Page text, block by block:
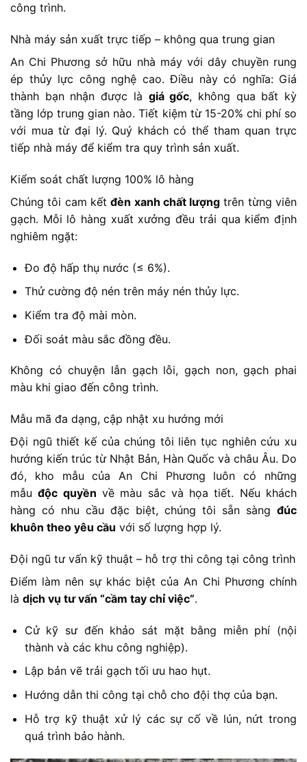
công trình.
Nhà máy sản xuất trực tiếp – không qua trung gian
An Chi Phương sở hữu nhà máy với dây chuyền rung
ép thủy lực công nghệ cao. Điều này có nghĩa: Giá
thành bạn nhận được là giá gốc, không qua bất kỳ
tầng lớp trung gian nào. Tiết kiệm từ 15-20% chi phí so
với mua từ đại lý. Quý khách có thể tham quan trực
tiếp nhà máy để kiểm tra quy trình sản xuất.
Kiểm soát chất lượng 100% lô hàng
Chúng tôi cam kếtđèn xanh chất lượng trên từng viên
gạch. Mỗi lô hàng xuất xưởng đều trải qua kiểm định
nghiêm ngặt:
Đo độ hấp thụ nước (≤ 6%).
Thử cường độ nén trên máy nén thủy lực.
Kiểm tra độ mài mòn.
Đối soát màu sắc đồng đều.
Không có chuyện lẫn gạch lỗi, gạch non, gạch phai
màu khi giao đến công trình.
Mẫu mã đa dạng, cập nhật xu hướng mới
Đội ngũ thiết kế của chúng tôi liên tục nghiên cứu xu
hướng kiến trúc từ Nhật Bản, Hàn Quốc và châu Âu. Do
đó, kho mẫu của An Chi Phương luôn có những
mẫuđộc quyền về màu sắc và họa tiết. Nếu khách
hàng có nhu cầu đặc biệt, chúng tôi sẵn sàng đúc
khuôn theo yêu cầu với số lượng hợp lý.
Đội ngũ tư vấn kỹ thuật – hỗ trợ thi công tại công trình
Điểm làm nên sự khác biệt của An Chi Phương chính
là dịch vụ tư vấn “cầm tay chỉ việc”.
Cử kỹ sư đến khảo sát mặt bằng miễn phí (nội
thành và các khu công nghiệp).
Lập bản vẽ trải gạch tối ưu hao hụt.
Hướng dẫn thi công tại chỗ cho đội thợ của bạn.
Hỗ trợ kỹ thuật xử lý các sự cố về lún, nứt trong
quá trình bảo hành.